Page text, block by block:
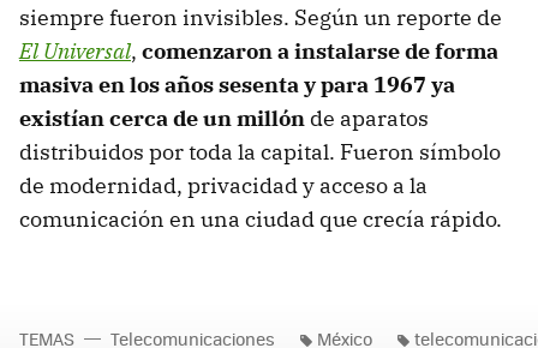
siempre fueron invisibles. Según un reporte de
El Universal, comenzaron a instalarse de forma
masiva en los años sesenta y para 1967 ya
existían cerca de un millón de aparatos
distribuidos por toda la capital. Fueron símbolo
de modernidad, privacidad y acceso a la
comunicación en una ciudad que crecía rápido.
TEMAS Telecomunicaciones México